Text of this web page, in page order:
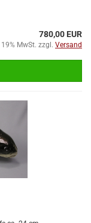
780,00 EUR
MwSt. zzgl. Versand